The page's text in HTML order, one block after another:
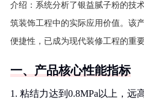
介绍： 系统分析了银益腻子粉的技
筑装饰工程中的实际应用价值。该
便捷性，已成为现代装修工程的重要
一、产品核心性能指标
1. 粘结力达到0.8MPa以上，远